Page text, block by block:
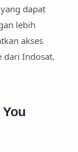
dapat
lebih
akses
dari Indosat.